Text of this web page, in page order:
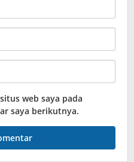
web saya pada
saya berikutnya.